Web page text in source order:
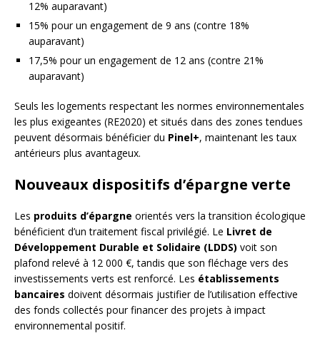
12% auparavant)
15% pour un engagement de 9 ans (contre 18%
auparavant)
17,5% pour un engagement de 12 ans (contre 21%
auparavant)
Seuls les logements respectant les normes environnementales
les plus exigeantes (RE2020) et situés dans des zones tendues
peuvent désormais bénéficier du Pinel+, maintenant les taux
antérieurs plus avantageux.
Nouveaux dispositifs d’épargne verte
Les produits d’épargne orientés vers la transition écologique
bénéficient d’un traitement fiscal privilégié. Le Livret de
Développement Durable et Solidaire (LDDS) voit son
plafond relevé à 12 000 €, tandis que son fléchage vers des
investissements verts est renforcé. Les établissements
bancaires doivent désormais justifier de l’utilisation effective
des fonds collectés pour financer des projets à impact
environnemental positif.